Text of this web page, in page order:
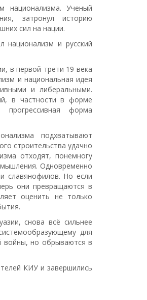
национализма. Ученый
затронул историю
сил на нации.
национализм и русский
в первой трети 19 века
и национальная идея
и либеральными.
в частности в форме
прогрессивная форма
подхватывают
строительства удачно
отходят, понемногу
мышления. Одновременно
славянофилов. Но если
они превращаются в
оценить не только
снова всё сильнее
для
войны, но обрываются в
КИУ и завершились